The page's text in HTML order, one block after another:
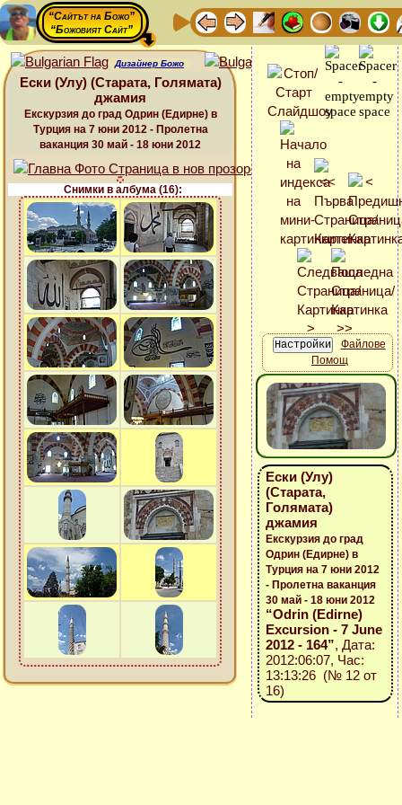
“Сайтът на Божо”
“Божовият Сайт”
Дизайнер Божо
Ески (Улу) (Старата, Голямата)
джамия
Екскурзия до град Одрин (Едирне) в
Турция на 7 юни 2012 - Пролетна
ваканция 30 май - 18 юни 2012
Снимки в албума (16):
Файлове
Помощ
Ески (Улу)
(Старата,
Голямата)
джамия
Екскурзия до град
Одрин (Едирне) в
Турция на 7 юни 2012
- Пролетна ваканция
30 май - 18 юни 2012
“Odrin (Edirne)
Excursion - 7 June
2012 - 164”, Дата:
2012:06:07, Час:
13:13:26 (№ 12 от
16)